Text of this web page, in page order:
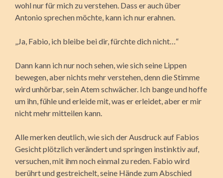
wohl nur für mich zu verstehen. Dass er auch über
Antonio sprechen möchte, kann ich nur erahnen.
„Ja, Fabio, ich bleibe bei dir, fürchte dich nicht…“
Dann kann ich nur noch sehen, wie sich seine Lippen
bewegen, aber nichts mehr verstehen, denn die Stimme
wird unhörbar, sein Atem schwächer. Ich bange und hoffe
um ihn, fühle und erleide mit, was er erleidet, aber er mir
nicht mehr mitteilen kann.
Alle merken deutlich, wie sich der Ausdruck auf Fabios
Gesicht plötzlich verändert und springen instinktiv auf,
versuchen, mit ihm noch einmal zu reden. Fabio wird
berührt und gestreichelt, seine Hände zum Abschied